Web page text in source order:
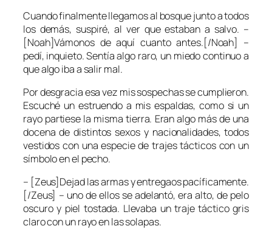
Cuando finalmente llegamos al bosque junto a todos
los demás, suspiré, al ver que estaban a salvo. –
[Noah]Vámonos de aquí cuanto antes.[/Noah] –
pedí, inquieto. Sentía algo raro, un miedo continuo a
que algo iba a salir mal.
Por desgracia esa vez mis sospechas se cumplieron.
Escuché un estruendo a mis espaldas, como si un
rayo partiese la misma tierra. Eran algo más de una
docena de distintos sexos y nacionalidades, todos
vestidos con una especie de trajes tácticos con un
símbolo en el pecho.
– [Zeus]Dejad las armas y entregaos pacíficamente.
[/Zeus] – uno de ellos se adelantó, era alto, de pelo
oscuro y piel tostada. Llevaba un traje táctico gris
claro con un rayo en las solapas.